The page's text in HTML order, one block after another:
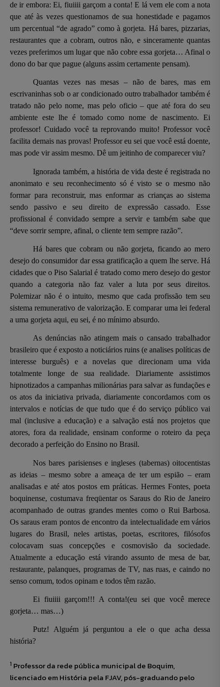
de ir embora: Ei, fiuiiii garçom a conta! E lá vem ele com a nota
que até às vezes questionamos de sua honestidade e pagamos
um percentual “de agrado” como à gorjeta. Há bares, pizzarias,
restaurantes que a cobram, outros não, e sinceramente quantas
vezes preferimos um lugar que não cobre essa gorjeta… Afinal o
dono do bar que pague (alguns assim certamente pensam).
Quantas vezes nas mesas – não de bares, mas em
escrivaninhas sob o ar condicionado outro trabalhador também é
tratado não pelo nome, mas pelo oficio – que até fora do seu
ambiente este lhe é tomado como nome de nascimento. Ei
professor! Cuidado você ta reprovando muito! Professor você
facilita demais nas provas! Professor eu sei que você está doente,
mas pode vir assim mesmo. Dê um jeitinho de comparecer viu?
Ignorada também, a história de vida deste é registrada no
anonimato e seu reconhecimento só é visto se o mesmo não
formar para reconstruir, mas enformar as crianças ao sistema
sendo passivo e seu direito de expressão cassado. Esse
profissional é convidado sempre a servir e também sabe que
“deve sorrir sempre, afinal, o cliente tem sempre razão”.
Há bares que cobram ou não gorjeta, ficando ao mero
desejo do consumidor dar essa gratificação a quem lhe serve. Há
cidades que o Piso Salarial é tratado como mero desejo do gestor
quando a categoria não faz valer a luta por seus direitos.
Polemizar não é o intuito, mesmo que cada profissão tem seu
sistema remunerativo de valorização. E comparar uma lei federal
a uma gorjeta aqui, eu sei, é no mínimo absurdo.
As denúncias não atingem mais o cansado trabalhador
brasileiro que é exposto a noticiários ruins (e analises políticas de
interesse burguês) e a novelas que direcionam uma vida
totalmente longe de sua realidade. Diariamente assistimos
hipnotizados a campanhas milionárias para salvar as fundações e
os atos da iniciativa privada, diariamente concordamos com os
intervalos e notícias de que tudo que é do serviço público vai
mal (inclusive a educação) e a salvação está nos projetos que
atores, fora da realidade, ensinam conforme o roteiro da peça
decorado a perfeição do Ensino no Brasil.
Nos bares parisienses e ingleses (tabernas) oitocentistas
as ideias – mesmo sobre a ameaça de ter um espião – eram
analisadas e até atos postos em práticas. Hermes Fontes, poeta
boquinense, costumava freqüentar os Saraus do Rio de Janeiro
acompanhado de outras grandes mentes como o Rui Barbosa.
Os saraus eram pontos de encontro da intelectualidade em vários
lugares do Brasil, neles artistas, poetas, escritores, filósofos
colocavam suas concepções e cosmovisão da sociedade.
Atualmente a educação está virando assunto de mesa de bar,
restaurante, palanques, programas de TV, nas ruas, e caindo no
senso comum, todos opinam e todos têm razão.
Ei fiuiiii garçom!!! A conta!(eu sei que você merece
gorjeta… mas…)
Putz! Alguém já perguntou a ele o que acha dessa
história?
1 Professor da rede pública municipal de Boquim,
licenciado em História pela FJAV, pós-graduando pelo